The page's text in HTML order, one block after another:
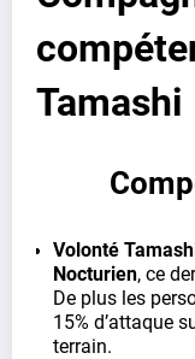
Tamashi
Volonté
Nocturien, ce
De plus les
15% d’attaque
terrain.